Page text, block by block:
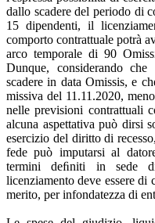
dallo scadere del periodo di
15 dipendenti, il
comporto contrattuale potrà
arco temporale di 90
Dunque, considerando
scadere in data Omissis, e
missiva del 11.11.2020,
nelle previsioni contrattuali
alcuna aspettativa può dirsi
esercizio del diritto di
fede può imputarsi al
termini deﬁniti in sede
licenziamento deve essere di
merito, per infondatezza di